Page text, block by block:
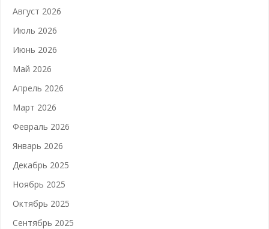
Август 2026
Июль 2026
Июнь 2026
Май 2026
Апрель 2026
Март 2026
Февраль 2026
Январь 2026
Декабрь 2025
Ноябрь 2025
Октябрь 2025
Сентябрь 2025